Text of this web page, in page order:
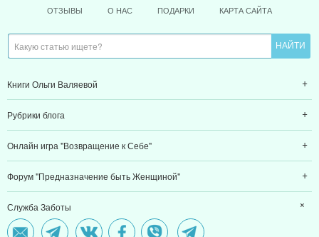
ОТЗЫВЫ О НАС ПОДАРКИ КАРТА САЙТА
Книги Ольги Валяевой
Рубрики блога
Онлайн игра "Возвращение к Себе"
Форум "Предназначение быть Женщиной"
Служба Заботы